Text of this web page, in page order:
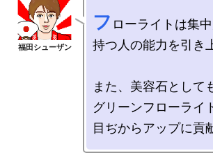
フ ローライトは集
持つ人の能力を引き
また、美容石として
グリーンフローライ